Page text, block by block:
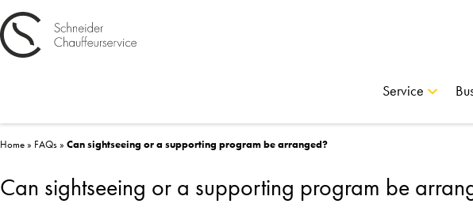
Service
Home» FAQs» Can sightseeing or a supporting program be arranged?
Can sightseeing or a supporting program be